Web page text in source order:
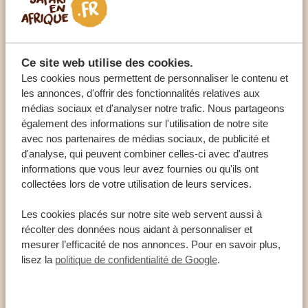
Ce site web utilise des cookies.
Les cookies nous permettent de personnaliser le contenu et
les annonces, d'offrir des fonctionnalités relatives aux
médias sociaux et d'analyser notre trafic. Nous partageons
également des informations sur l'utilisation de notre site
avec nos partenaires de médias sociaux, de publicité et
d'analyse, qui peuvent combiner celles-ci avec d'autres
informations que vous leur avez fournies ou qu'ils ont
collectées lors de votre utilisation de leurs services.
Les cookies placés sur notre site web servent aussi à
récolter des données nous aidant à personnaliser et
mesurer l’efficacité de nos annonces. Pour en savoir plus,
lisez la politique de confidentialité de Google.
routes goudronnées, auxquelles accèdent des
chemins de gravier. Sachez qu'il y a des limitations de
vitesse (50 km/h sur les routes goudronnées et 40
km/h sur les routes de gravier) et des radars qui veillent
à leur respect. Tant mieux, car cela vous donnera
d'autant plus de chances d'apercevoir des animaux !